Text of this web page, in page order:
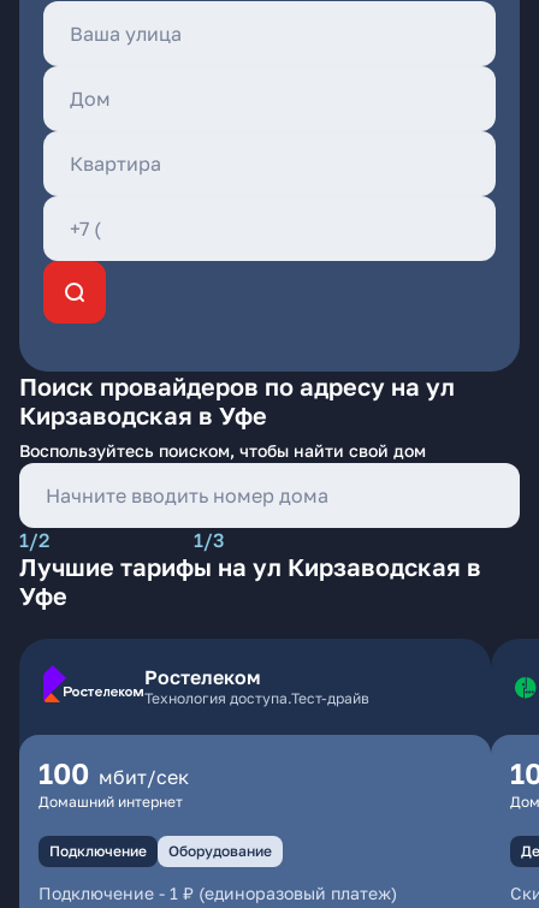
Поиск провайдеров по адресу на ул
Кирзаводская в Уфе
Воспользуйтесь поиском, чтобы найти свой дом
1/2 1/3
Лучшие тарифы на ул Кирзаводская в
Уфе
Ростелеком
Технология доступа.Тест-драйв
100 мбит/сек
Домашний интернет
Подключение Оборудование
Подключение - 1 ₽ (единоразовый платеж)